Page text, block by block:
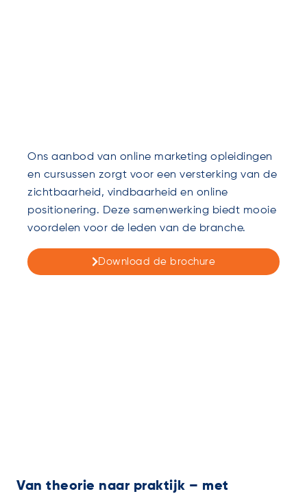
Ons aanbod van online marketing opleidingen
en cursussen zorgt voor een versterking van de
zichtbaarheid, vindbaarheid en online
positionering. Deze samenwerking biedt mooie
voordelen voor de leden van de branche.
Download de brochure
Van theorie naar praktijk – met